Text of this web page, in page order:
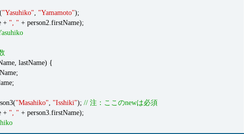
"Yasuhiko", "Yamamoto");
+ ", " + person2.firstName);
lastName) {
"Masahiko", "Isshiki"); // 注：ここのnewは必須
+ ", " + person3.firstName);